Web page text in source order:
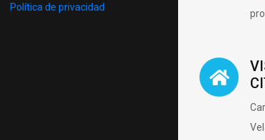
Política de privacidad